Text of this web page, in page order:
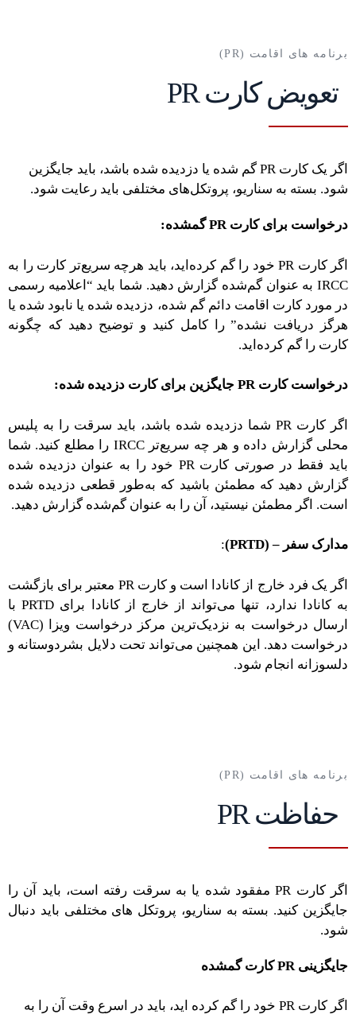
برنامه های اقامت (PR)
تعویض کارت PR
اگر یک کارت PR گم شده یا دزدیده شده باشد، باید جایگزین
شود. بسته به سناریو، پروتکل‌های مختلفی باید رعایت شود.
درخواست برای کارت PR گمشده:
اگر کارت PR خود را گم کرده‌اید، باید هرچه سریع‌تر کارت را به
IRCC به عنوان گم‌شده گزارش دهید. شما باید “اعلامیه رسمی
در مورد کارت اقامت دائم گم شده، دزدیده شده یا نابود شده یا
هرگز دریافت نشده” را کامل کنید و توضیح دهید که چگونه
کارت را گم کرده‌اید.
درخواست کارت PR جایگزین برای کارت دزدیده شده:
اگر کارت PR شما دزدیده شده باشد، باید سرقت را به پلیس
محلی گزارش داده و هر چه سریع‌تر IRCC را مطلع کنید. شما
باید فقط در صورتی کارت PR خود را به عنوان دزدیده شده
گزارش دهید که مطمئن باشید که به‌طور قطعی دزدیده شده
است. اگر مطمئن نیستید، آن را به عنوان گم‌شده گزارش دهید.
مدارک سفر – (PRTD) :
اگر یک فرد خارج از کانادا است و کارت PR معتبر برای بازگشت
به کانادا ندارد، تنها می‌تواند از خارج از کانادا برای PRTD با
ارسال درخواست به نزدیک‌ترین مرکز درخواست ویزا (VAC)
درخواست دهد. این همچنین می‌تواند تحت دلایل بشردوستانه و
دلسوزانه انجام شود.
برنامه های اقامت (PR)
حفاظت PR
اگر کارت PR مفقود شده یا به سرقت رفته است، باید آن را
جایگزین کنید. بسته به سناریو، پروتکل های مختلفی باید دنبال
شود.
جایگزینی PR کارت گمشده
اگر کارت PR خود را گم کرده اید، باید در اسرع وقت آن را به